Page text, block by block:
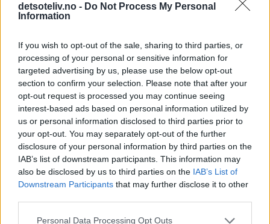
detsoteliv.no - Do Not Process My Personal
Information
If you wish to opt-out of the sale, sharing to third parties, or
processing of your personal or sensitive information for
targeted advertising by us, please use the below opt-out
section to confirm your selection. Please note that after your
opt-out request is processed you may continue seeing
interest-based ads based on personal information utilized by
us or personal information disclosed to third parties prior to
your opt-out. You may separately opt-out of the further
disclosure of your personal information by third parties on the
IAB’s list of downstream participants. This information may
also be disclosed by us to third parties on the IAB’s List of
Downstream Participants that may further disclose it to other
Personal Data Processing Opt Outs